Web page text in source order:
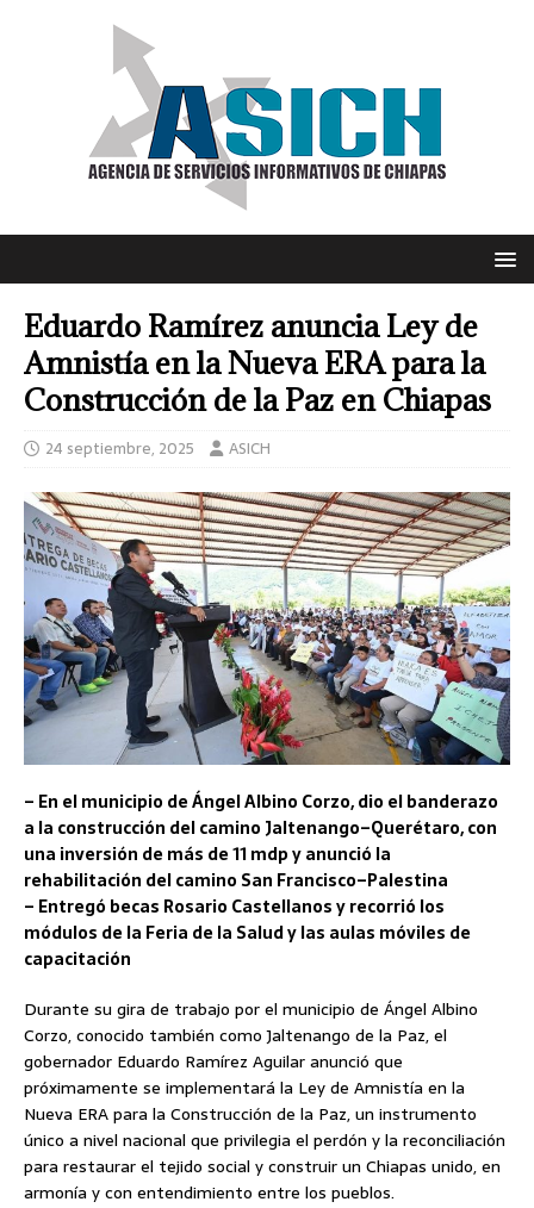
Eduardo Ramírez anuncia Ley de
Amnistía en la Nueva ERA para la
Construcción de la Paz en Chiapas
24 septiembre, 2025 ASICH
– En el municipio de Ángel Albino Corzo, dio el banderazo
a la construcción del camino Jaltenango–Querétaro, con
una inversión de más de 11 mdp y anunció la
rehabilitación del camino San Francisco–Palestina
– Entregó becas Rosario Castellanos y recorrió los
módulos de la Feria de la Salud y las aulas móviles de
capacitación
Durante su gira de trabajo por el municipio de Ángel Albino
Corzo, conocido también como Jaltenango de la Paz, el
gobernador Eduardo Ramírez Aguilar anunció que
próximamente se implementará la Ley de Amnistía en la
Nueva ERA para la Construcción de la Paz, un instrumento
único a nivel nacional que privilegia el perdón y la reconciliación
para restaurar el tejido social y construir un Chiapas unido, en
armonía y con entendimiento entre los pueblos.